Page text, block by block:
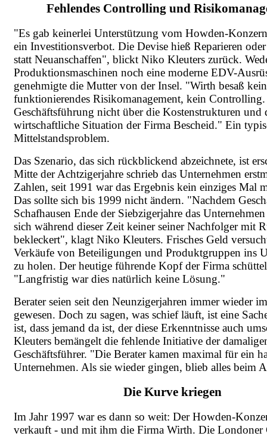
Fehlendes Controlling und
"Es gab keinerlei Unterstützung vom Howden-
ein Investitionsverbot. Die Devise hieß Reparieren
statt Neuanschaffen", blickt Niko Kleuters zurück.
Produktionsmaschinen noch eine moderne EDV-
genehmigte die Mutter von der Insel. "Wirth besaß kein
funktionierendes Risikomanagement, kein Controlling.
Geschäftsführung nicht über die Kostenstrukturen und
wirtschaftliche Situation der Firma Bescheid." Ein
Mittelstandsproblem.
Das Szenario, das sich rückblickend abzeichnete, ist
Mitte der Achtzigerjahre schrieb das Unternehmen
Zahlen, seit 1991 war das Ergebnis kein einziges Mal
Das sollte sich bis 1999 nicht ändern. "Nachdem
Schafhausen Ende der Siebzigerjahre das
sich während dieser Zeit keiner seiner Nachfolger mit
bekleckert", klagt Niko Kleuters. Frisches Geld
Verkäufe von Beteiligungen und Produktgruppen ins
zu holen. Der heutige führende Kopf der Firma
"Langfristig war dies natürlich keine Lösung."
Berater seien seit den Neunzigerjahren immer wieder
gewesen. Doch zu sagen, was schief läuft, ist eine
ist, dass jemand da ist, der diese Erkenntnisse auch
Kleuters bemängelt die fehlende Initiative der
Geschäftsführer. "Die Berater kamen maximal für ein
Unternehmen. Als sie wieder gingen, blieb alles beim
Die Kurve kriegen
Im Jahr 1997 war es dann so weit: Der Howden-
verkauft - und mit ihm die Firma Wirth. Die Londoner